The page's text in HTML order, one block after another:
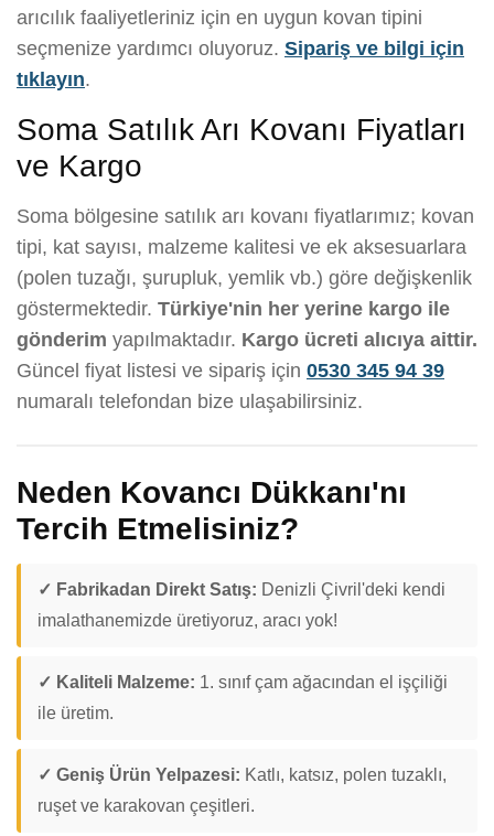
arıcılık faaliyetleriniz için en uygun kovan tipini
seçmenize yardımcı oluyoruz. Sipariş ve bilgi için
tıklayın.
Soma Satılık Arı Kovanı Fiyatları
ve Kargo
Soma bölgesine satılık arı kovanı fiyatlarımız; kovan
tipi, kat sayısı, malzeme kalitesi ve ek aksesuarlara
(polen tuzağı, şurupluk, yemlik vb.) göre değişkenlik
göstermektedir. Türkiye'nin her yerine kargo ile
gönderim yapılmaktadır. Kargo ücreti alıcıya aittir.
Güncel fiyat listesi ve sipariş için 0530 345 94 39
numaralı telefondan bize ulaşabilirsiniz.
Neden Kovancı Dükkanı'nı
Tercih Etmelisiniz?
✓ Fabrikadan Direkt Satış: Denizli Çivril'deki kendi
imalathanemizde üretiyoruz, aracı yok!
✓ Kaliteli Malzeme: 1. sınıf çam ağacından el işçiliği
ile üretim.
✓ Geniş Ürün Yelpazesi: Katlı, katsız, polen tuzaklı,
ruşet ve karakovan çeşitleri.